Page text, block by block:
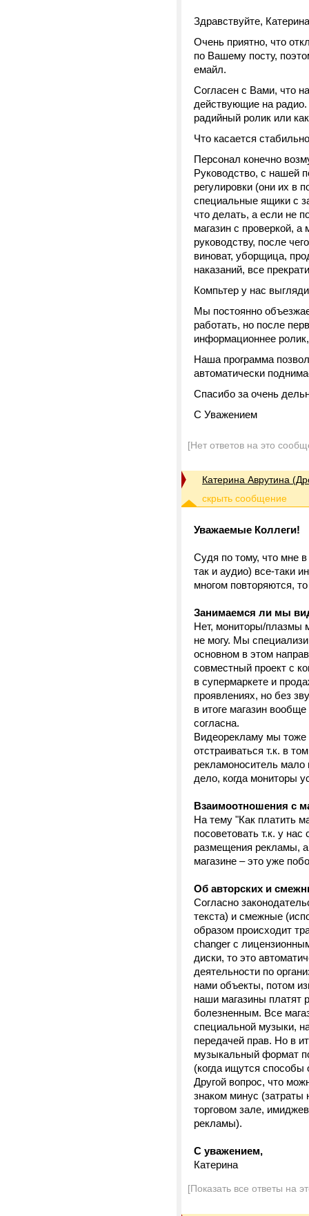
Здравствуйте,
Очень приятно, что
по Вашему посту,
емайл.
Согласен с Вами, что
действующие на
радийный ролик или
Что касается
Персонал конечно
Руководство, с нашей
регулировки (они их в
специальные ящики с
что делать, а если не
магазин с проверкой,
руководству, после
виноват, уборщица,
наказаний, все
Компьтер у нас
Мы постоянно
работать, но после
информационнее
Наша программа
автоматически
Спасибо за очень
С Уважением
[Нет ответов на это
Катерина Аврутина
Уважаемые Коллеги!
Судя по тому, что мне
так и аудио) все-таки
многом повторяются,
Занимаемся ли мы
Нет, мониторы/плазмы
не могу. Мы
основном в этом
совместный проект с
в супермаркете и
проявлениях, но без
в итоге магазин
согласна.
Видеорекламу мы тоже
отстраиваться т.к. в
рекламоноситель мало
дело, когда мониторы
Взаимоотношения с
На тему "Как платить
посоветовать т.к. у
размещения рекламы,
магазине – это уже
Об авторских и
Согласно
текста) и смежные
образом происходит
changer с
диски, то это
деятельности по
нами объекты, потом
наши магазины платят
болезненным. Все
специальной музыки,
передачей прав. Но в
музыкальный формат
(когда ищутся способы
Другой вопрос, что
знаком минус
торговом зале,
рекламы).
С уважением,
Катерина
[Показать все ответы на